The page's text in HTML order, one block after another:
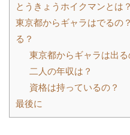
とうきょうホイクマンとは？
東京都からギャラはでるの
る？
東京都からギャラは出る
二人の年収は？
資格は持っているの？
最後に